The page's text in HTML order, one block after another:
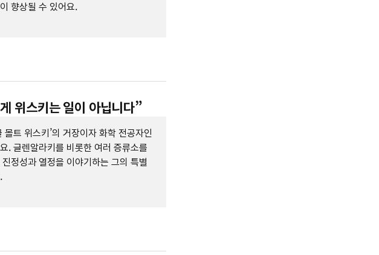
향상될 수 있어요.
위스키는 일이 아닙니다”
몰트 위스키’의 거장이자 화학 전공자인
. 글렌알라키를 비롯한 여러 증류소를
정성과 열정을 이야기하는 그의 특별